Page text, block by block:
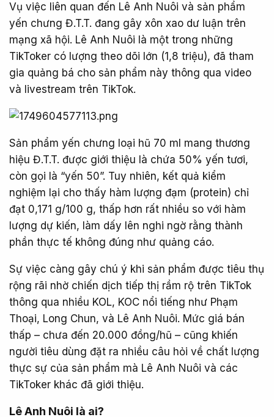
Vụ việc liên quan đến Lê Anh Nuôi và sản phẩm
yến chưng Đ.T.T. đang gây xôn xao dư luận trên
mạng xã hội. Lê Anh Nuôi là một trong những
TikToker có lượng theo dõi lớn (1,8 triệu), đã tham
gia quảng bá cho sản phẩm này thông qua video
và livestream trên TikTok.
Sản phẩm yến chưng loại hũ 70 ml mang thương
hiệu Đ.T.T. được giới thiệu là chứa 50% yến tươi,
còn gọi là “yến 50”. Tuy nhiên, kết quả kiểm
nghiệm lại cho thấy hàm lượng đạm (protein) chỉ
đạt 0,171 g/100 g, thấp hơn rất nhiều so với hàm
lượng dự kiến, làm dấy lên nghi ngờ rằng thành
phần thực tế không đúng như quảng cáo.
Sự việc càng gây chú ý khi sản phẩm được tiêu thụ
rộng rãi nhờ chiến dịch tiếp thị rầm rộ trên TikTok
thông qua nhiều KOL, KOC nổi tiếng như Phạm
Thoại, Long Chun, và Lê Anh Nuôi. Mức giá bán
thấp – chưa đến 20.000 đồng/hũ – cũng khiến
người tiêu dùng đặt ra nhiều câu hỏi về chất lượng
thực sự của sản phẩm mà Lê Anh Nuôi và các
TikToker khác đã giới thiệu.
Lê Anh Nuôi là ai?​